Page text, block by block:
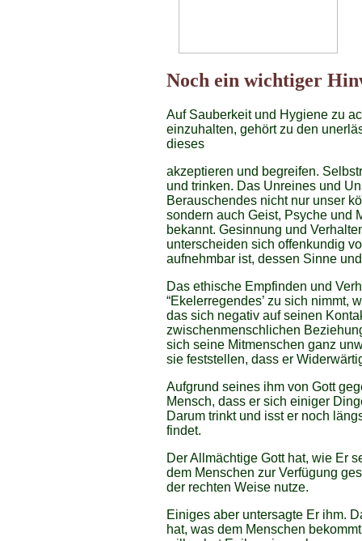
Noch ein wichtiger
Auf Sauberkeit und Hygiene zu
einzuhalten, gehört zu den
dieses
akzeptieren und begreifen.
und trinken. Das Unreines und
Berauschendes nicht nur unser
sondern auch Geist, Psyche und
bekannt. Gesinnung und
unterscheiden sich offenkundig
aufnehmbar ist, dessen Sinne
Das ethische Empfinden und
“Ekelerregendes’ zu sich nimmt,
das sich negativ auf seinen
zwischenmenschlichen
sich seine Mitmenschen ganz
sie feststellen, dass er
Aufgrund seines ihm von Gott
Mensch, dass er sich einiger
Darum trinkt und isst er noch
findet.
Der Allmächtige Gott hat, wie Er
dem Menschen zur Verfügung
der rechten Weise nutze.
Einiges aber untersagte Er ihm.
hat, was dem Menschen